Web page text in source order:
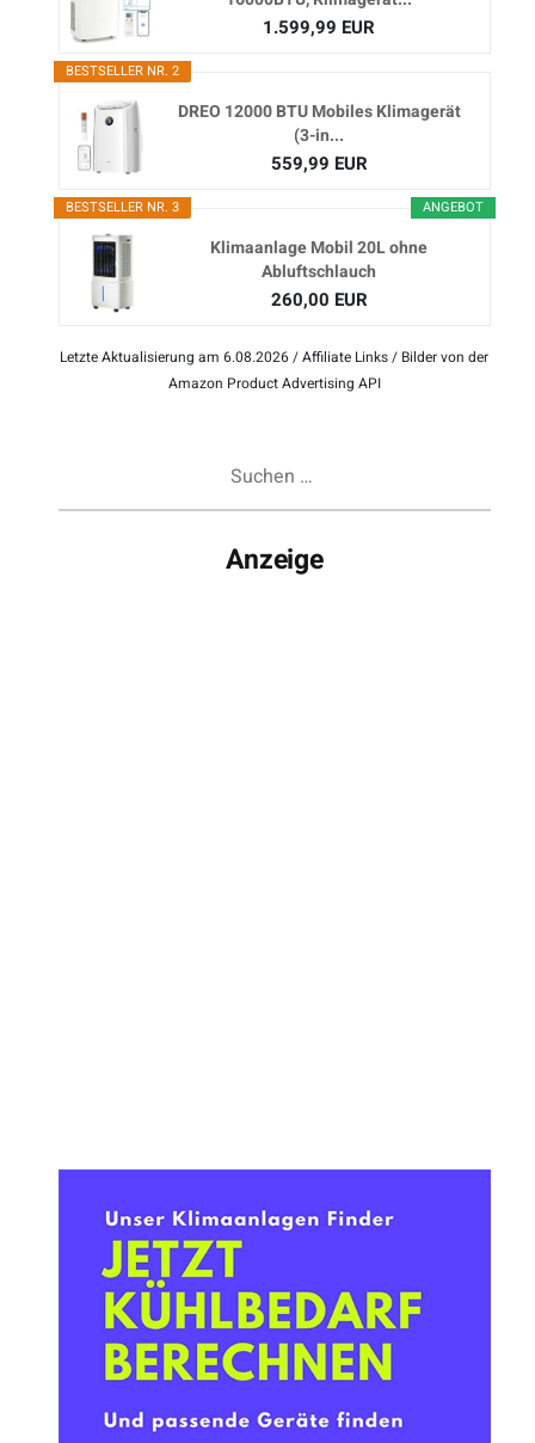
1.599,99 EUR
BESTSELLER NR. 2
DREO 12000 BTU Mobiles Klimagerät
(3-in...
559,99 EUR
ANGEBOT
BESTSELLER NR. 3
Klimaanlage Mobil 20L ohne
Abluftschlauch
260,00 EUR
Letzte Aktualisierung am 6.08.2026 / Affiliate Links / Bilder von der
Amazon Product Advertising API
Anzeige